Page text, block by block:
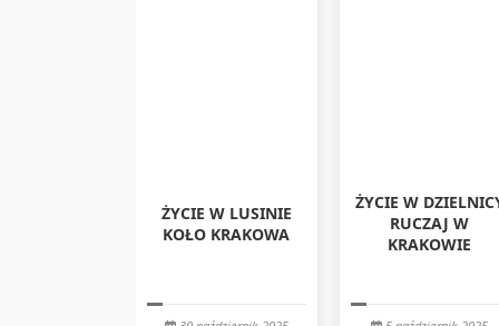
ŻYCIE W LUSINIE
KOŁO KRAKOWA
ŻYCIE W
RUCZAJ W
KRAKOWIE